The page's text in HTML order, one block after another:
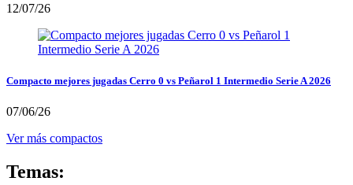
12/07/26
Compacto mejores jugadas Cerro 0 vs Peñarol 1 Intermedio Serie A 2026
07/06/26
Ver más compactos
Temas: